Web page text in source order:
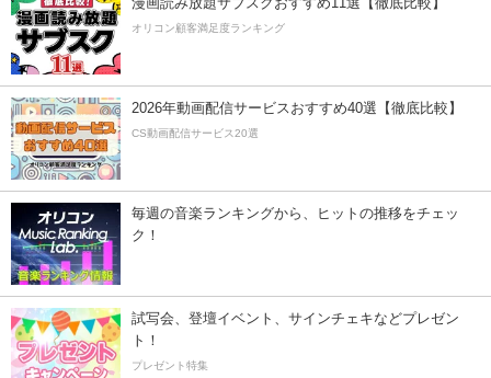
オリコン顧客満足度ランキング
2026年動画配信サービスおすすめ40選【徹底比較】
CS動画配信サービス20選
毎週の音楽ランキングから、ヒットの推移をチェッ
ク！
試写会、登壇イベント、サインチェキなどプレゼン
ト！
プレゼント特集